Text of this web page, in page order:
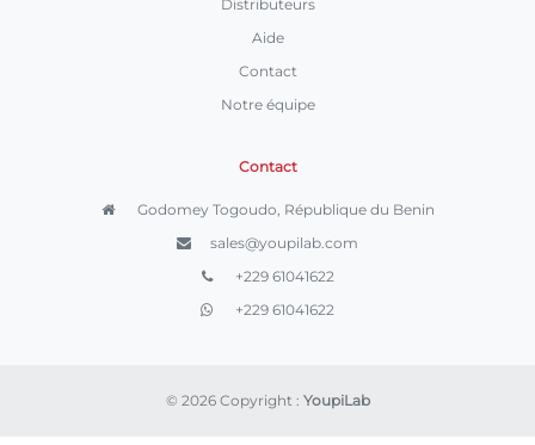
Distributeurs
Aide
Contact
Notre équipe
Contact
Godomey Togoudo, République du Benin
sales@youpilab.com
+229 61041622
+229 61041622
© 2026 Copyright : YoupiLab